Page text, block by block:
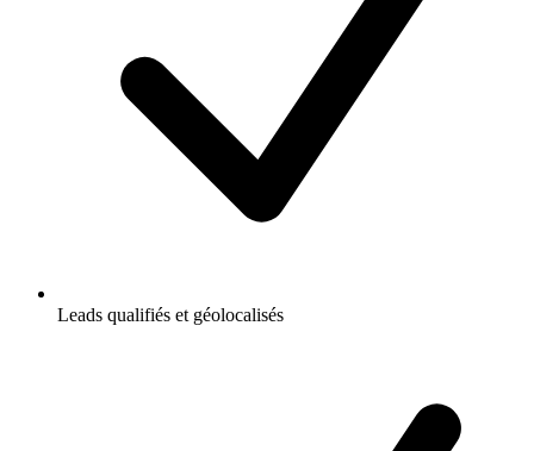
Leads qualifiés et géolocalisés